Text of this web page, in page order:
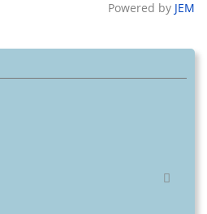
Powered by JEM